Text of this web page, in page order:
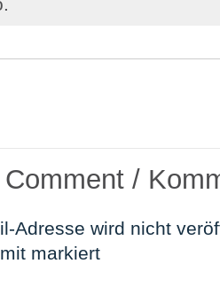
/
Adresse wird nicht
markiert